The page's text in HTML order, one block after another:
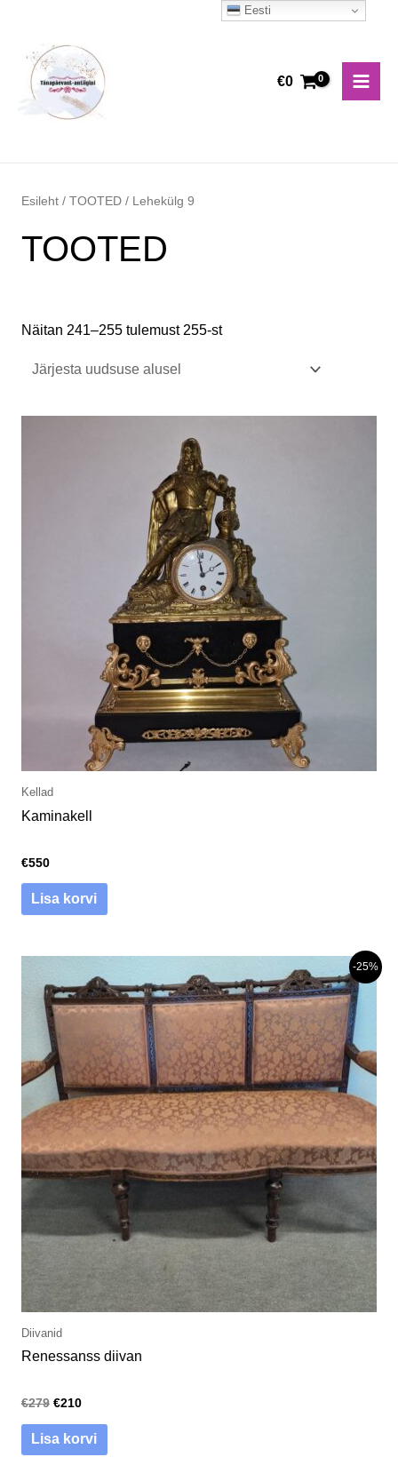
content
€0
Main
Esileht/ TOOTED/ Lehekülg 9
TOOTED
Näitan 241–255 tulemust 255-st
Kellad
Kaminakell
€550
Lisa korvi
-25%
Diivanid
Renessanss diivan
€279 €210
Lisa korvi
Eesti